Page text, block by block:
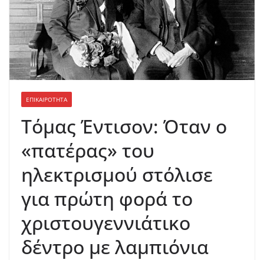
ΕΠΙΚΑΙΡΟΤΗΤΑ
Τόμας Έντισον: Όταν ο
«πατέρας» του
ηλεκτρισμού στόλισε
για πρώτη φορά το
χριστουγεννιάτικο
δέντρο με λαμπιόνια